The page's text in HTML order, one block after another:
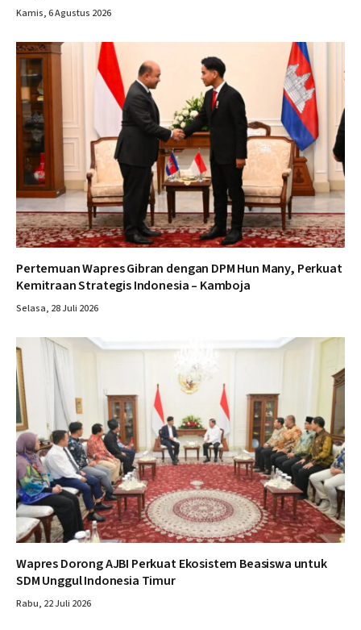
Kamis, 6 Agustus 2026
Pertemuan Wapres Gibran dengan DPM Hun Many, Perkuat
Kemitraan Strategis Indonesia – Kamboja
Selasa, 28 Juli 2026
Wapres Dorong AJBI Perkuat Ekosistem Beasiswa untuk
SDM Unggul Indonesia Timur
Rabu, 22 Juli 2026